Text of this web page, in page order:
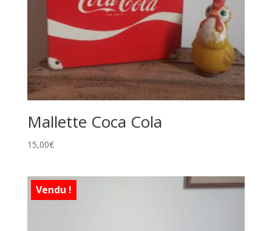
Mallette Coca Cola
15,00€
Vendu !